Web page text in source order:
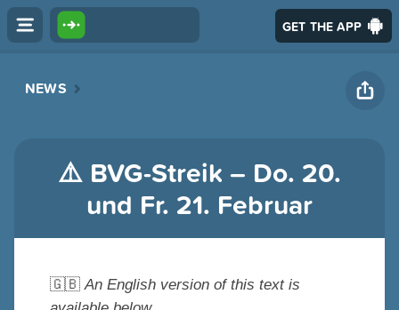
GET THE APP
NEWS
⚠️ BVG-Streik – Do. 20.
und Fr. 21. Februar
🇬🇧An English version of this text is